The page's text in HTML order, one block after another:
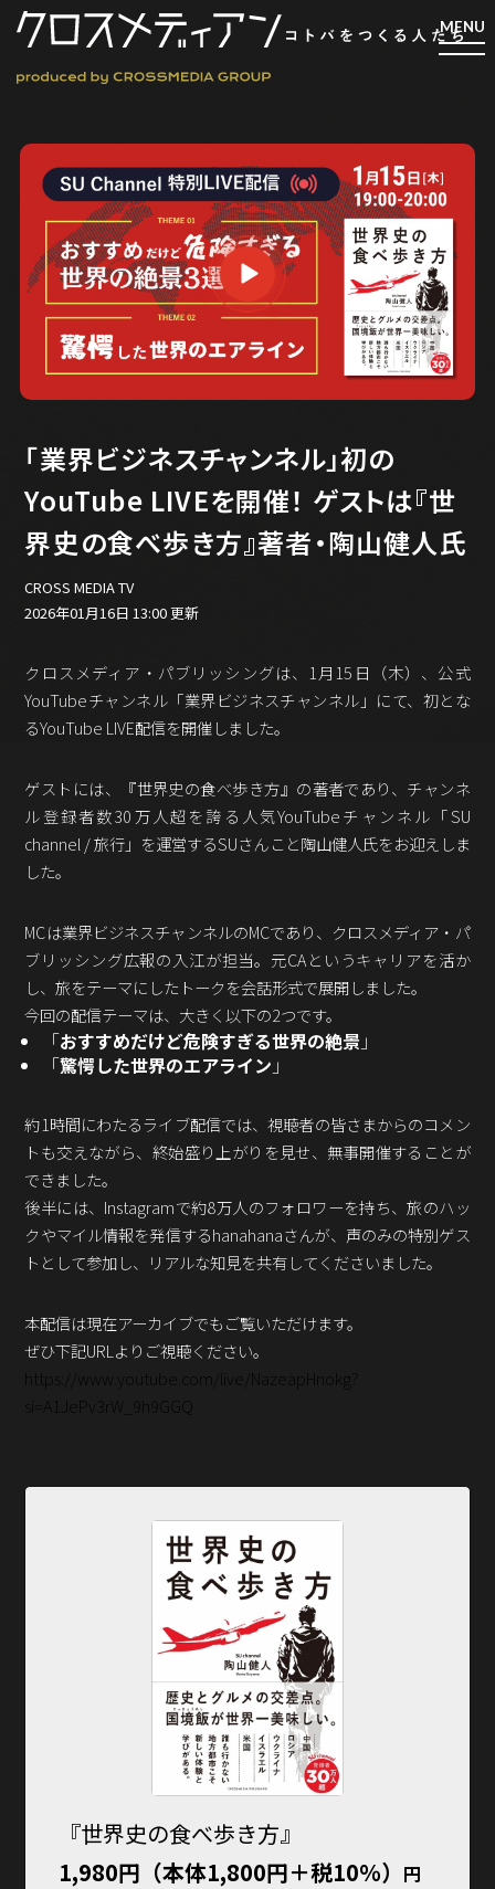
検索
マガジン
新刊ができるまで
EVENT
MY WORK
シンカケイコウホウ
バックオフィス
その他
動画
ビジネス・ブック・アカデミー
業界ビジネス
CMGNOW!
プロフェッショナル対談
ビジネスアスリートのための
編集4.0
その他
ラジオ
Podcast番組
「小早川幸一郎の編集者で経営者」
Podcast番組
「東京広報大学」
クロスメディアンとは？
広報誌
「クロスメディアン」アーカイブ
「業界ビジネスチャンネル」初の
YouTube LIVEを開催！ ゲストは『世
界史の食べ歩き方』著者・陶山健人氏
CROSS MEDIA TV
2026年01月16日 13:00 更新
クロスメディア・パブリッシングは、1月15日（木）、公式
YouTubeチャンネル「業界ビジネスチャンネル」にて、初とな
るYouTube LIVE配信を開催しました。
ゲストには、『世界史の食べ歩き方』の著者であり、チャンネ
ル登録者数30万人超を誇る人気YouTubeチャンネル「SU
channel / 旅行」を運営するSUさんこと陶山健人氏をお迎えしま
した。
MCは業界ビジネスチャンネルのMCであり、クロスメディア・パ
ブリッシング広報の入江が担当。元CAというキャリアを活か
し、旅をテーマにしたトークを会話形式で展開しました。
今回の配信テーマは、大きく以下の2つです。
「おすすめだけど危険すぎる世界の絶景 」
「驚愕した世界のエアライン 」
約1時間にわたるライブ配信では、視聴者の皆さまからのコメン
トも交えながら、終始盛り上がりを見せ、無事開催することが
できました。
後半には、Instagramで約8万人のフォロワーを持ち、旅のハッ
クやマイル情報を発信するhanahanaさんが、声のみの特別ゲス
トとして参加し、リアルな知見を共有してくださいました。
本配信は現在アーカイブでもご覧いただけます。
ぜひ下記URLよりご視聴ください。
https://www.youtube.com/live/NazeapHnokg?
si=A1JePv3rW_9h9GGQ
『世界史の食べ歩き方』
1,980円（本体1,800円＋税10％） 円